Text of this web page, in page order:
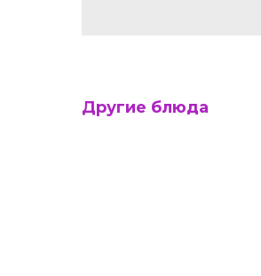
Другие блюда